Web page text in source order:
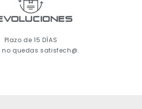
Plazo de 15 DÍAS
no quedas satisfech@.